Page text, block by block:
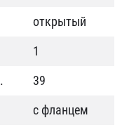
открытый
1
39
с фланцем